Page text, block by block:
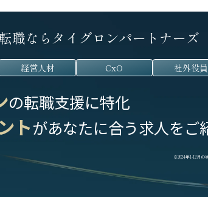
職ならタイグロンパートナーズ
経営人材 CxO 社外役員
の転職支援に特化
トがあなたに合う求人をご
※2024年1-12月の